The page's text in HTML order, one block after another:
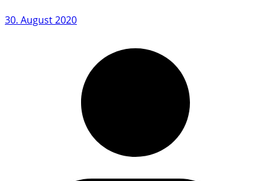
30. August 2020